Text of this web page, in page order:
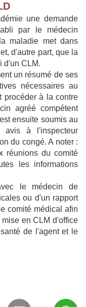
une demande
par le médecin
maladie met dans
d'autre part, que la
d'un CLM.
un résumé de ses
nécessaires au
procéder à la contre
agréé compétent
ensuite soumis au
avis à l'inspecteur
du congé. A noter :
réunions du comité
les informations
le médecin de
ou d'un rapport
comité médical afin
en CLM d'office
de l'agent et le